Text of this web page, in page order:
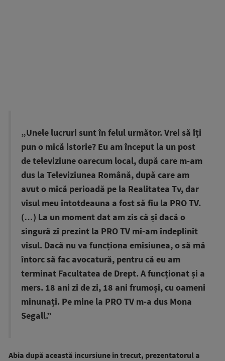
„Unele lucruri sunt în felul următor. Vrei să îți
pun o mică istorie? Eu am început la un post
de televiziune oarecum local, după care m-am
dus la Televiziunea Română, după care am
avut o mică perioadă pe la Realitatea Tv, dar
visul meu întotdeauna a fost să fiu la PRO TV.
(…) La un moment dat am zis că și dacă o
singură zi prezint la PRO TV mi-am îndeplinit
visul. Dacă nu va funcționa emisiunea, o să mă
întorc să fac avocatură, pentru că eu am
terminat Facultatea de Drept. A funcționat și a
mers. 18 ani zi de zi, 18 ani frumoși, cu oameni
minunați. Pe mine la PRO TV m-a dus Mona
Segall.”
Abia după această incursiune în trecut, prezentatorul a